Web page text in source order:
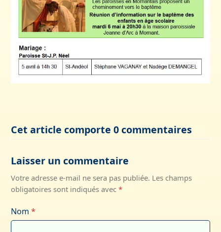
Cet article comporte 0 commentaires
Laisser un commentaire
Votre adresse e-mail ne sera pas publiée. Les champs
obligatoires sont indiqués avec*
Nom*